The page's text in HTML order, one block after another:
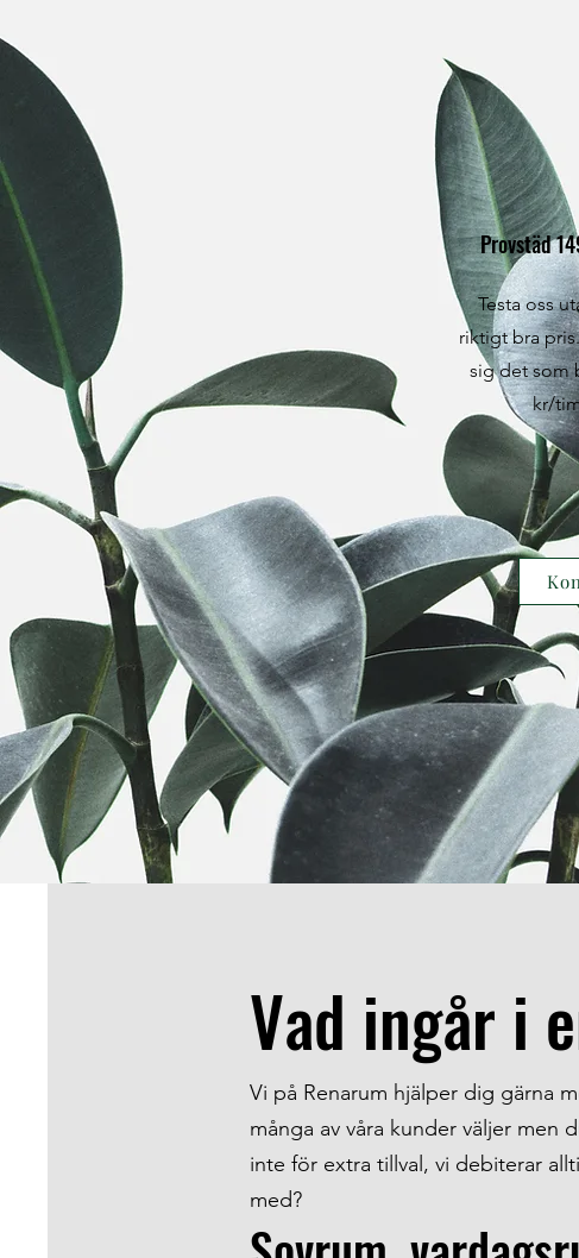
Provstäd
Testa oss
riktigt bra
sig det som
kr/
Vad ingår i
Vi på Renarum hjälper dig gärna
många av våra kunder väljer men
inte för extra tillval, vi debiterar
med?